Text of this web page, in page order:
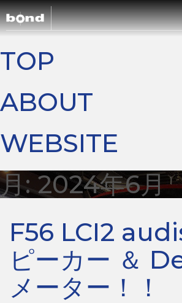
TOP
ABOUT
WEBSITE
月:2024年6月
F56 LCI2
ピーカー ＆
メーター！！